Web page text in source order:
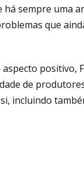
sempre uma
que
positivo,
de
incluindo